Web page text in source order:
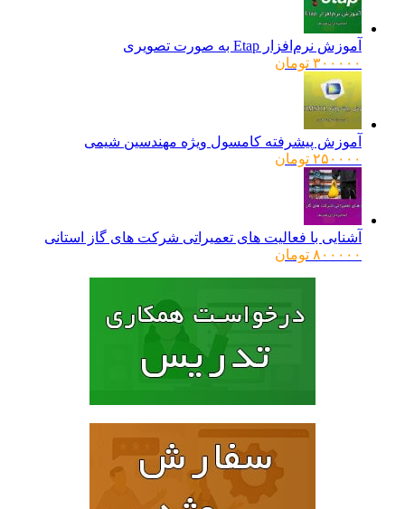
آموزش نرم‌افزار Etap به صورت تصویری
۳۰۰۰۰۰ تومان
آموزش پیشرفته کامسول ویژه مهندسین شیمی
۲۵۰۰۰۰ تومان
آشنایی با فعالیت های تعمیراتی شرکت های گاز استانی
۸۰۰۰۰۰ تومان